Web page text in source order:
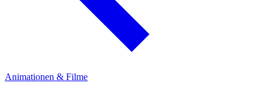
Animationen & Filme